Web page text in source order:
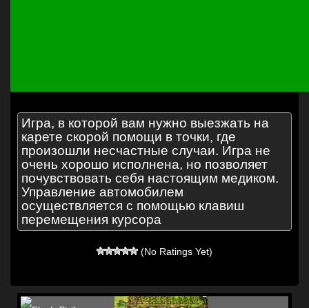
Игра, в которой вам нужно выезжать на
карете скорой помощи в точки, где
произошли несчастные случаи. Игра не
очень хорошо исполнена, но позволяет
почувствовать себя настоящим медиком.
Управление автомобилем
осуществляется с помощью клавиш
перемещения курсора
(No Ratings Yet)